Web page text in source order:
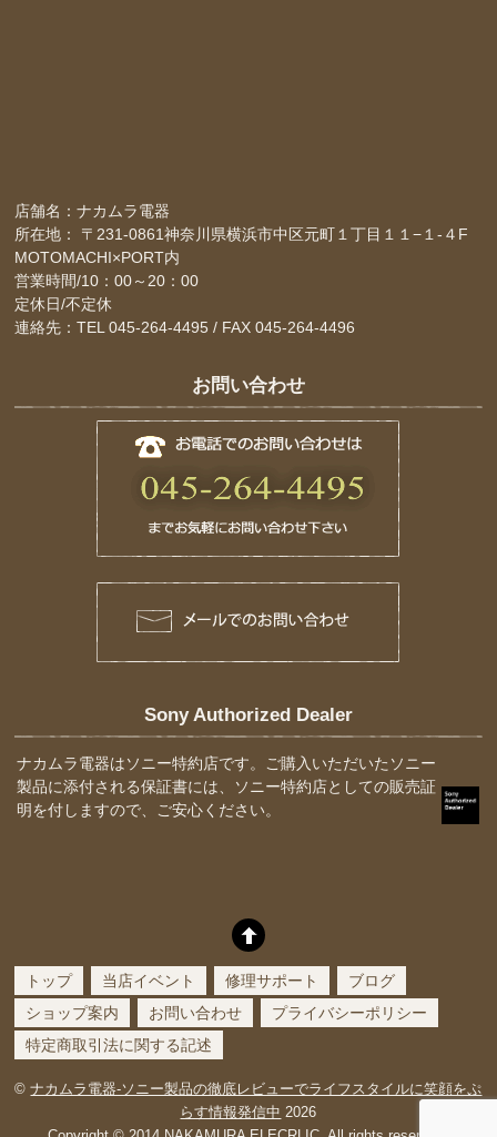
店舗名：ナカムラ電器
所在地： 〒231-0861神奈川県横浜市中区元町１丁目１１−１-４F
MOTOMACHI×PORT内
営業時間/10：00～20：00
定休日/不定休
連絡先：TEL 045-264-4495 / FAX 045-264-4496
お問い合わせ
Sony Authorized Dealer
ナカムラ電器はソニー特約店です。ご購入いただいたソニー
製品に添付される保証書には、ソニー特約店としての販売証
明を付しますので、ご安心ください。
トップ 当店イベント 修理サポート
ブログ
ショップ案内
お問い合わせ
プライバシーポリシー
特定商取引法に関する記述
©ナカムラ電器-ソニー製品の徹底レビューでライフスタイルに笑顔をぷ
らす情報発信中 2026